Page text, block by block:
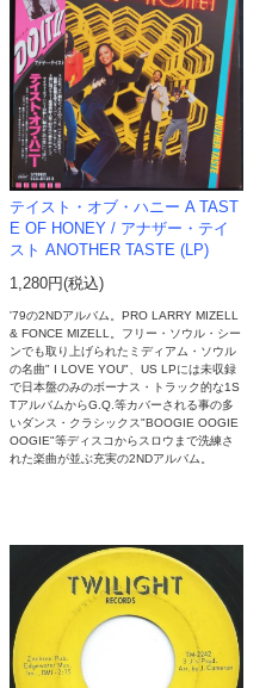
テイスト・オブ・ハニー A TAST
E OF HONEY / アナザー・テイ
スト ANOTHER TASTE (LP)
1,280円(税込)
'79の2NDアルバム。PRO LARRY MIZELL
& FONCE MIZELL。フリー・ソウル・シー
ンでも取り上げられたミディアム・ソウル
の名曲" I LOVE YOU"、US LPには未収録
で日本盤のみのボーナス・トラック的な1S
TアルバムからG.Q.等カバーされる事の多
いダンス・クラシックス"BOOGIE OOGIE
OOGIE"等ディスコからスロウまで洗練さ
れた楽曲が並ぶ充実の2NDアルバム。